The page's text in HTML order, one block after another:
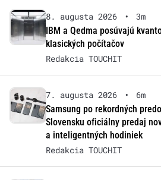
8. augusta 2026 •
3m
IBM a Qedma posúvajú
klasických počítačov
Redakcia TOUCHIT
7. augusta 2026 •
6m
Samsung po rekordných
Slovensku oficiálny predaj
a inteligentných hodiniek
Redakcia TOUCHIT